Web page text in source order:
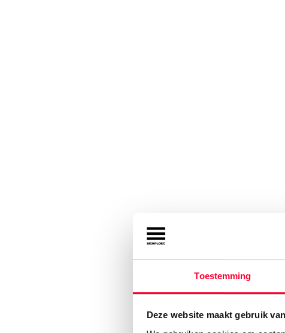
Toestemming
Deze website maakt gebruik